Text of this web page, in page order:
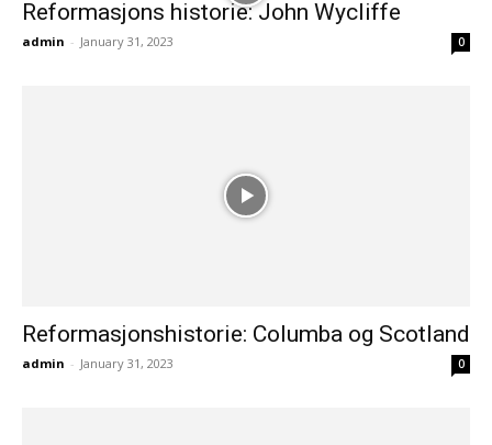
Reformasjons historie: John Wycliffe
admin - January 31, 2023 0
Reformasjonshistorie: Columba og Scotland
admin - January 31, 2023 0